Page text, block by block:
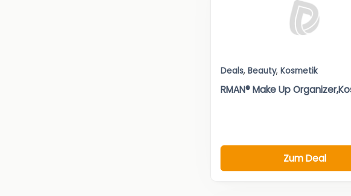
Deals, Beauty, Kosmetik
RMAN® Make Up
Zum Deal